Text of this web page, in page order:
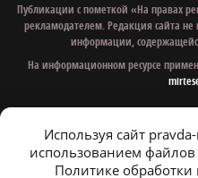
Публикации с пометкой «На правах
рекламодателем. Редакция сайта не
информации,
На информационном ресурсе
© 1997 - 2026 Газета
Политика
Используя сайт
использованием
Политике